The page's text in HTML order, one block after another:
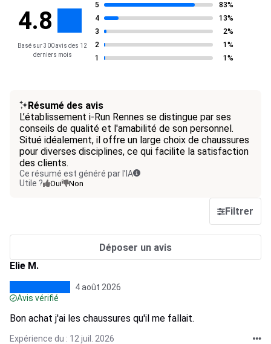
4.8
Basé sur 300 avis des 12
derniers mois
5
83%
4
13%
3
2%
2
1%
1
1%
Résumé des avis
L’établissement i-Run Rennes se distingue par ses
conseils de qualité et l'amabilité de son personnel.
Situé idéalement, il offre un large choix de chaussures
pour diverses disciplines, ce qui facilite la satisfaction
des clients.
Ce résumé est généré par l’IA
Utile ?
Oui Non
Filtrer
Déposer un avis
Elie M.
4 août 2026
Avis vérifié
Bon achat j'ai les chaussures qu'il me fallait.
Expérience du : 12 juil. 2026